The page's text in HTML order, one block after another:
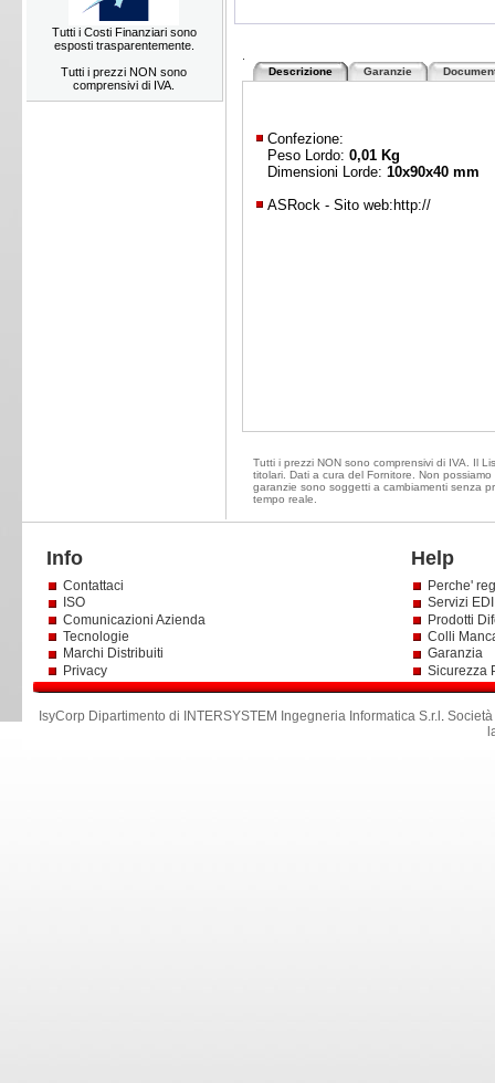
Tutti i Costi Finanziari sono
esposti trasparentemente.
Tutti i prezzi NON sono
comprensivi di IVA.
Descrizione Garanzie
Confezione:
Peso Lordo: 0,01 Kg
Dimensioni Lorde:10x90x40 mm
ASRock - Sito web: http://
Tutti i prezzi NON sono comprensivi di IVA. Il
titolari. Dati a cura del Fornitore. Non
garanzie sono soggetti a cambiamenti senza
tempo reale.
Info Help
Contattaci
ISO
Comunicazioni Azienda
Tecnologie
Marchi Distribuiti
Privacy
Perche'
Servizi
Prodotti
Colli
Garanzia
Sicurezza
IsyCorp Dipartimento di INTERSYSTEM Ingegneria Informatica S.r.l .